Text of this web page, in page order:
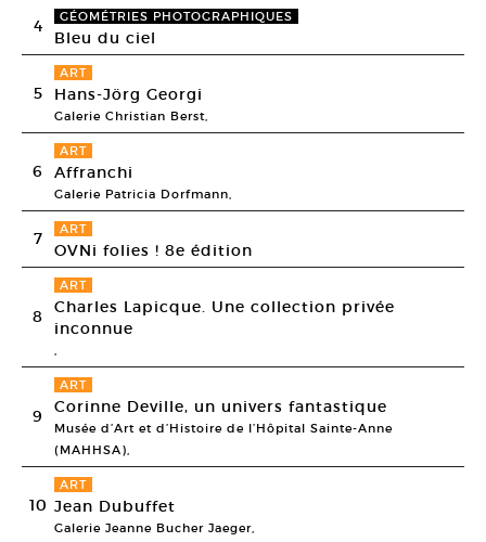
4 GÉOMÉTRIES PHOTOGRAPHIQUES
Bleu du ciel
5
ART
Hans-Jörg Georgi
Galerie Christian Berst,
6
ART
Affranchi
Galerie Patricia Dorfmann,
7 ART
OVNi folies ! 8e édition
8
ART
Charles Lapicque. Une collection privée
inconnue
,
9
ART
Corinne Deville, un univers fantastique
Musée d’Art et d’Histoire de l’Hôpital Sainte-Anne
(MAHHSA),
10
ART
Jean Dubuffet
Galerie Jeanne Bucher Jaeger,